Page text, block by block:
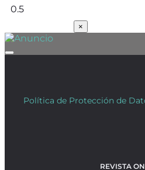
×
Política de Protección de
REVISTA